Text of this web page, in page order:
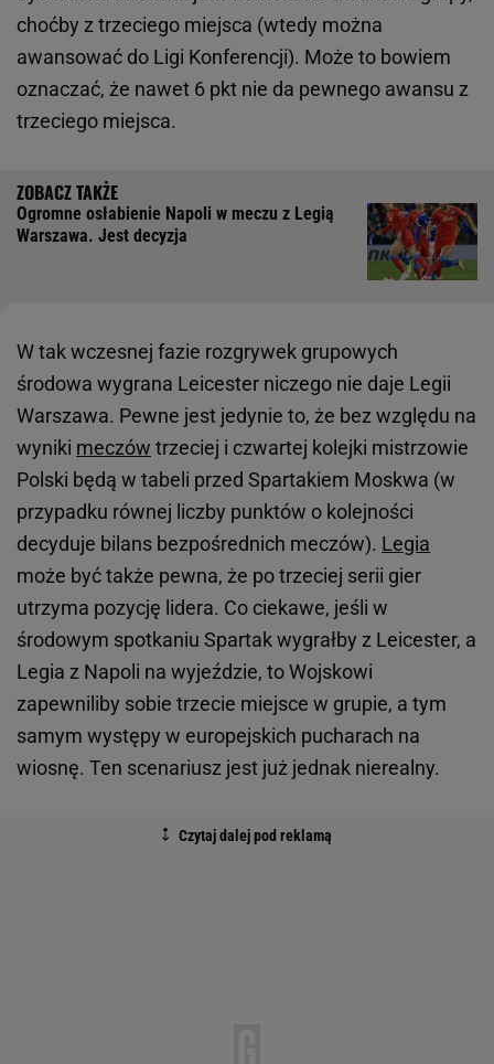
choćby z trzeciego miejsca (wtedy można
awansować do Ligi Konferencji). Może to bowiem
oznaczać, że nawet 6 pkt nie da pewnego awansu z
trzeciego miejsca.
Ogromne osłabienie Napoli w meczu z Legią
Warszawa. Jest decyzja
W tak wczesnej fazie rozgrywek grupowych
środowa wygrana Leicester niczego nie daje Legii
Warszawa. Pewne jest jedynie to, że bez względu na
wyniki meczów trzeciej i czwartej kolejki mistrzowie
Polski będą w tabeli przed Spartakiem Moskwa (w
przypadku równej liczby punktów o kolejności
decyduje bilans bezpośrednich meczów). Legia
może być także pewna, że po trzeciej serii gier
utrzyma pozycję lidera. Co ciekawe, jeśli w
środowym spotkaniu Spartak wygrałby z Leicester, a
Legia z Napoli na wyjeździe, to Wojskowi
zapewniliby sobie trzecie miejsce w grupie, a tym
samym występy w europejskich pucharach na
wiosnę. Ten scenariusz jest już jednak nierealny.